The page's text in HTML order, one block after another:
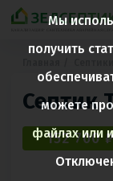
Септик
152 700 ₽
Мы
получить
можете
файлах или